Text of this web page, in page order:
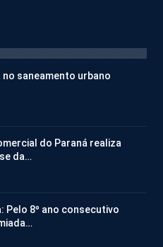
no saneamento urbano
do Paraná realiza
da…
Pelo 8º ano consecutivo